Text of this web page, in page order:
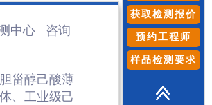
中心 咨询
甾醇己酸薄
、工业级己
获取检测报价
预约工程师
样品检测要求